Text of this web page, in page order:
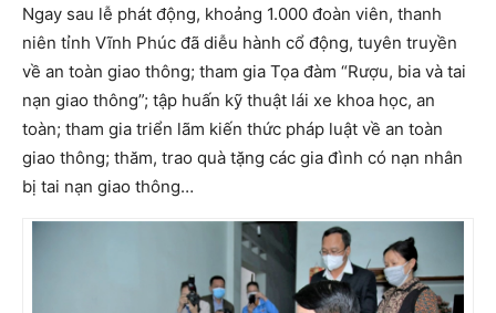
Ngay sau lễ phát động, khoảng 1.000 đoàn viên, thanh
niên tỉnh Vĩnh Phúc đã diễu hành cổ động, tuyên truyền
về an toàn giao thông; tham gia Tọa đàm “Rượu, bia và tai
nạn giao thông”; tập huấn kỹ thuật lái xe khoa học, an
toàn; tham gia triển lãm kiến thức pháp luật về an toàn
giao thông; thăm, trao quà tặng các gia đình có nạn nhân
bị tai nạn giao thông…